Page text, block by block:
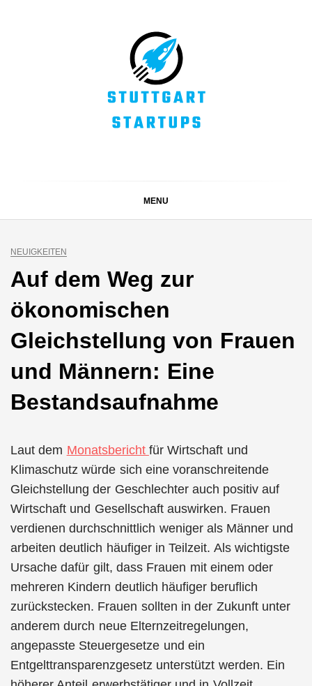
MENU
NEUIGKEITEN
Auf dem Weg zur
ökonomischen
Gleichstellung von Frauen
und Männern: Eine
Bestandsaufnahme
Laut dem Monatsbericht für Wirtschaft und
Klimaschutz würde sich eine voranschreitende
Gleichstellung der Geschlechter auch positiv auf
Wirtschaft und Gesellschaft auswirken. Frauen
verdienen durchschnittlich weniger als Männer und
arbeiten deutlich häufiger in Teilzeit. Als wichtigste
Ursache dafür gilt, dass Frauen mit einem oder
mehreren Kindern deutlich häufiger beruflich
zurückstecken. Frauen sollten in der Zukunft unter
anderem durch neue Elternzeitregelungen,
angepasste Steuergesetze und ein
Entgelttransparenzgesetz unterstützt werden. Ein